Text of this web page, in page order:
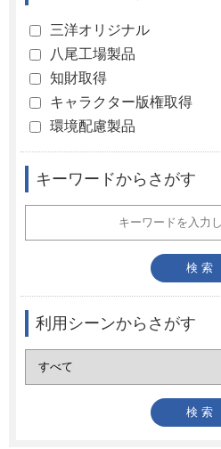
三洋オリジナル
八尾工場製品
知財取得
キャラクター版権取得
環境配慮製品
キーワードからさがす
利用シーンからさがす